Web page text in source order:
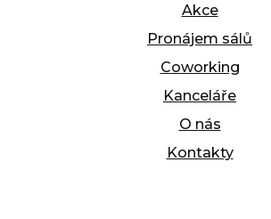
Akce
Pronájem sálů
Coworking
Kanceláře
O nás
Kontakty